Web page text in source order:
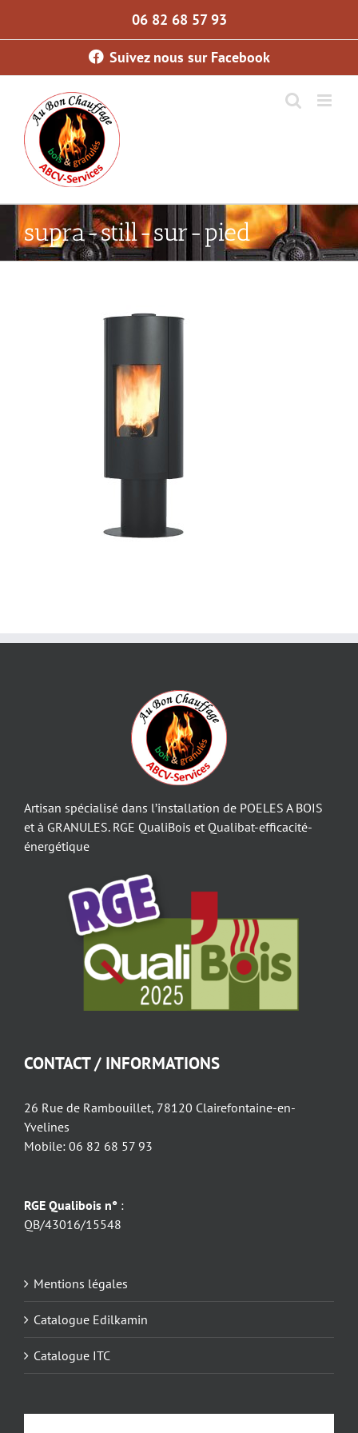
06 82 68 57 93
Suivez nous sur Facebook
supra-still-sur-pied
Artisan spécialisé dans l’installation de POELES A BOIS
et à GRANULES. RGE QualiBois et Qualibat-efficacité-
énergétique
CONTACT / INFORMATIONS
26 Rue de Rambouillet, 78120 Clairefontaine-en-
Yvelines
Mobile: 06 82 68 57 93
RGE Qualibois n° :
QB/43016/15548
Mentions légales
Catalogue Edilkamin
Catalogue ITC